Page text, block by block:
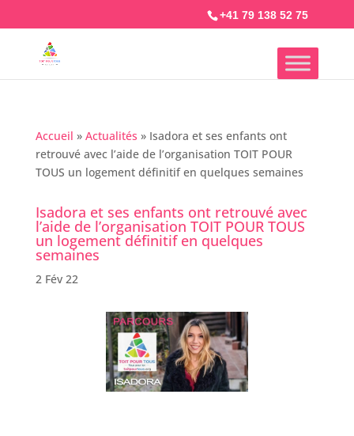
+41 79 138 52 75
Accueil » Actualités » Isadora et ses enfants ont
retrouvé avec l’aide de l’organisation TOIT POUR
TOUS un logement définitif en quelques semaines
Isadora et ses enfants ont retrouvé avec
l’aide de l’organisation TOIT POUR TOUS
un logement définitif en quelques
semaines
2 Fév 22